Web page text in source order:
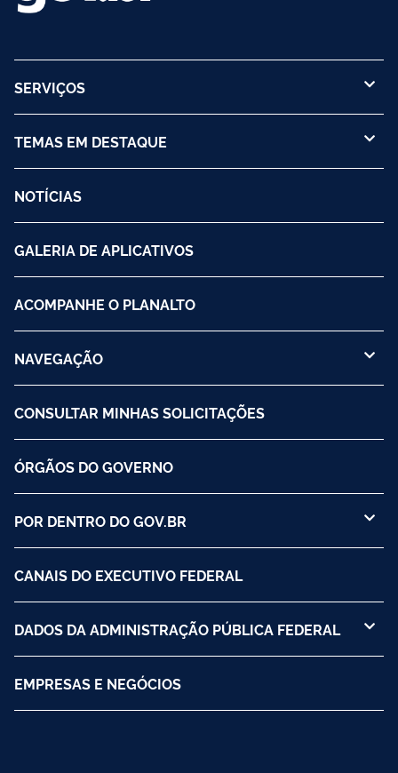
SERVIÇOS
TEMAS EM DESTAQUE
NOTÍCIAS
GALERIA DE APLICATIVOS
ACOMPANHE O PLANALTO
NAVEGAÇÃO
CONSULTAR MINHAS SOLICITAÇÕES
ÓRGÃOS DO GOVERNO
POR DENTRO DO GOV.BR
CANAIS DO EXECUTIVO FEDERAL
DADOS DA ADMINISTRAÇÃO PÚBLICA FEDERAL
EMPRESAS E NEGÓCIOS